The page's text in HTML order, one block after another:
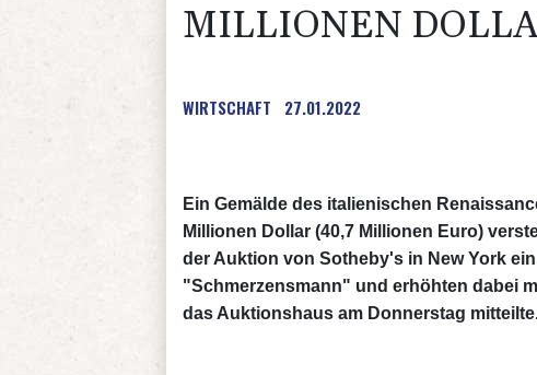
MILLIONEN
WIRTSCHAFT 27.01.2022
Ein Gemälde des italienischen
Millionen Dollar (40,7 Millionen Euro)
der Auktion von Sotheby's in New York
"Schmerzensmann" und erhöhten dabei
das Auktionshaus am Donnerstag